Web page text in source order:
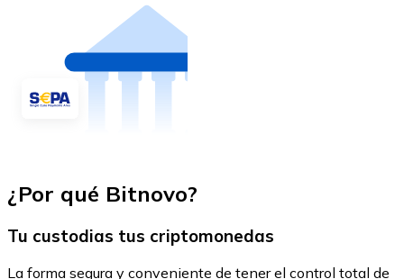
¿Por qué Bitnovo?
Tu custodias tus criptomonedas
La forma segura y conveniente de tener el control total de